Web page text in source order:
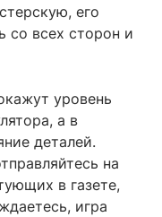
его
со всех сторон и
уровень
а в
деталей.
на
в газете,
игра